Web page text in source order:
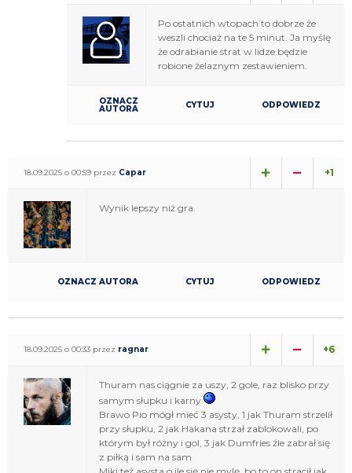
Po ostatnich wtopach to dobrze że
weszli chociaż na te 5 minut. Ja myślę
że odrabianie strat w lidze będzie
robione żelaznym zestawieniem.
OZNACZ
AUTORA CYTUJ ODPOWIEDZ
18.09.2025 o 00:59 przez Capar +1
Wynik lepszy niż gra.
OZNACZ AUTORA CYTUJ ODPOWIEDZ
18.09.2025 o 00:33 przez ragnar +6
Thuram nas ciągnie za uszy, 2 gole, raz blisko przy
samym słupku i karny
Brawo Pio mógł mieć 3 asysty, 1 jak Thuram strzelił
przy słupku, 2 jak Hakana strzał zablokowali, po
którym był różny i gol, 3 jak Dumfries źle zabrał się
z piłką i sam na sam